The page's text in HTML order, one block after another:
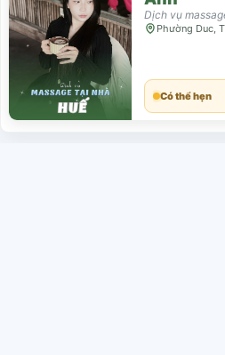
Dịch vụ
Phường Duc,
Có thể hẹn